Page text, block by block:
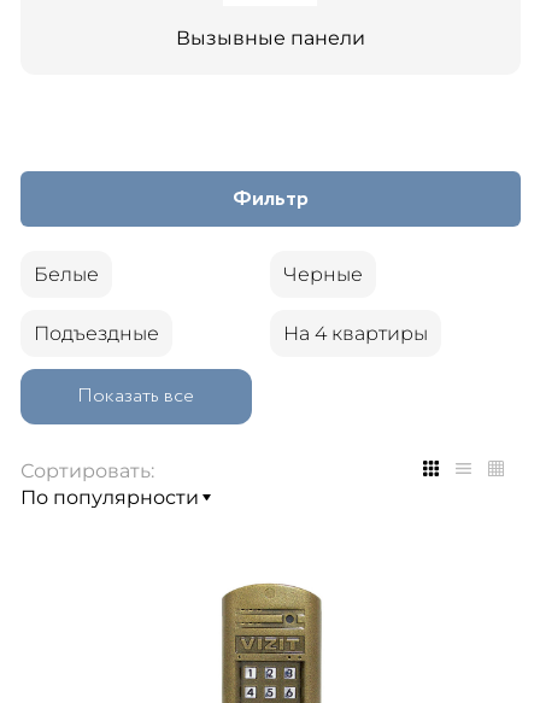
Вызывные панели
Фильтр
Белые Черные
Подъездные На 4 квартиры
Показать все
Сортировать: